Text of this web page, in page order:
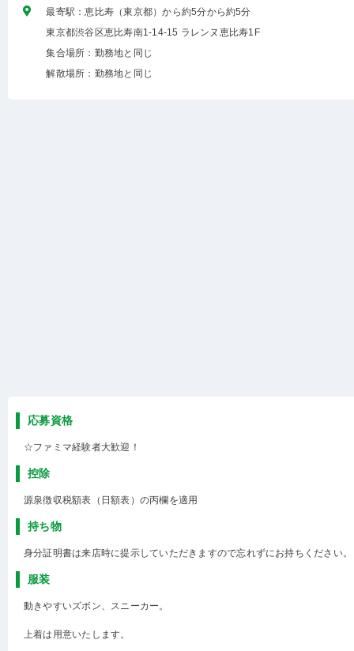
最寄駅：恵比寿（東京都）から約5分から約5分
東京都渋谷区恵比寿南1-14-15 ラレンヌ恵比寿1F
集合場所：勤務地と同じ
解散場所：勤務地と同じ
応募資格
☆ファミマ経験者大歓迎！
控除
源泉徴収税額表（日額表）の丙欄を適用
持ち物
身分証明書は来店時に提示していただきますので忘れずにお持ちください。
服装
動きやすいズボン、スニーカー。
上着は用意いたします。